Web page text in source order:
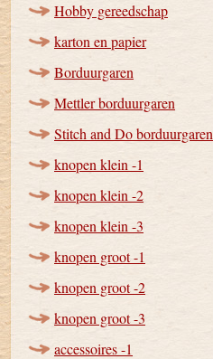
Hobby gereedschap
karton en papier
Borduurgaren
Mettler borduurgaren
Stitch and Do borduurgaren
knopen klein -1
knopen klein -2
knopen klein -3
knopen groot -1
knopen groot -2
knopen groot -3
accessoires -1